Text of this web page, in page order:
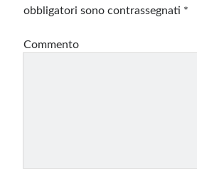
obbligatori sono contrassegnati *
Commento